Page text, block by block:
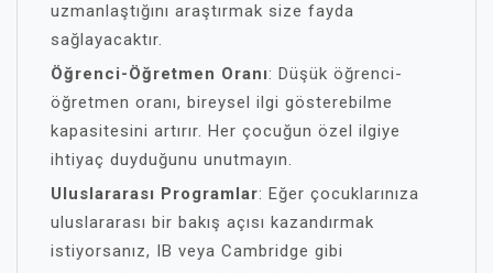
uzmanlaştığını araştırmak size fayda
sağlayacaktır.
Öğrenci-Öğretmen Oranı: Düşük öğrenci-
öğretmen oranı, bireysel ilgi gösterebilme
kapasitesini artırır. Her çocuğun özel ilgiye
ihtiyaç duyduğunu unutmayın.
Uluslararası Programlar: Eğer çocuklarınıza
uluslararası bir bakış açısı kazandırmak
istiyorsanız, IB veya Cambridge gibi